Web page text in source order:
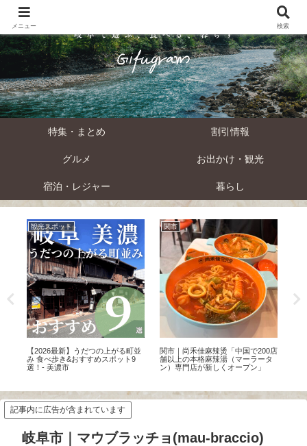
特集・まとめ 割引情報
グルメ お出かけ・観光
宿泊・レジャー 暮らし
観光スポット
【2026最新】うだつの上がる町並
み 食べ歩き&おすすめスポット9
選！- 美濃市
関市
関市｜尚禾佳麻辣烫「中国で200店
舗以上の本格麻辣湯（マーラータ
ン）専門店が新しくオープン」
記事内に広告が含まれています
岐阜市｜マウブラッチョ(mau-braccio)
メニュー 検索